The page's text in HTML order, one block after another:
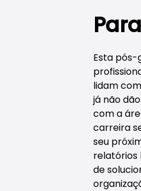
Esta pós-
lidam
já não
com a
carreira
seu
relatórios
de